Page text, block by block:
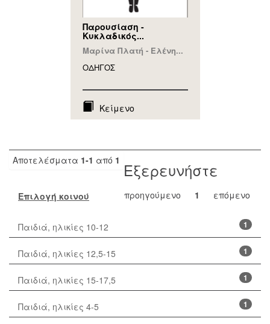
Παρουσίαση -
Κυκλαδικός...
Μαρίνα Πλατή - Ελένη...
ΟΔΗΓΟΣ
Κείμενο
Αποτελέσματα 1-1 από 1
προηγούμενο 1 επόμενο
Εξερευνήστε
Επιλογή κοινού
1
Παιδιά, ηλικίες 10-12
1
Παιδιά, ηλικίες 12,5-15
1
Παιδιά, ηλικίες 15-17,5
1
Παιδιά, ηλικίες 4-5